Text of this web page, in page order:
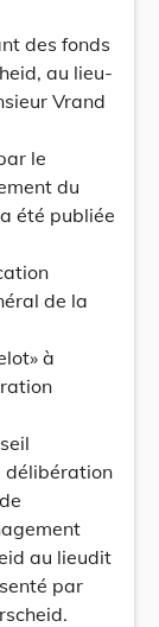
des fonds
au lieu-
Vrand
le
du
été publiée
de la
à
délibération
au lieudit
par